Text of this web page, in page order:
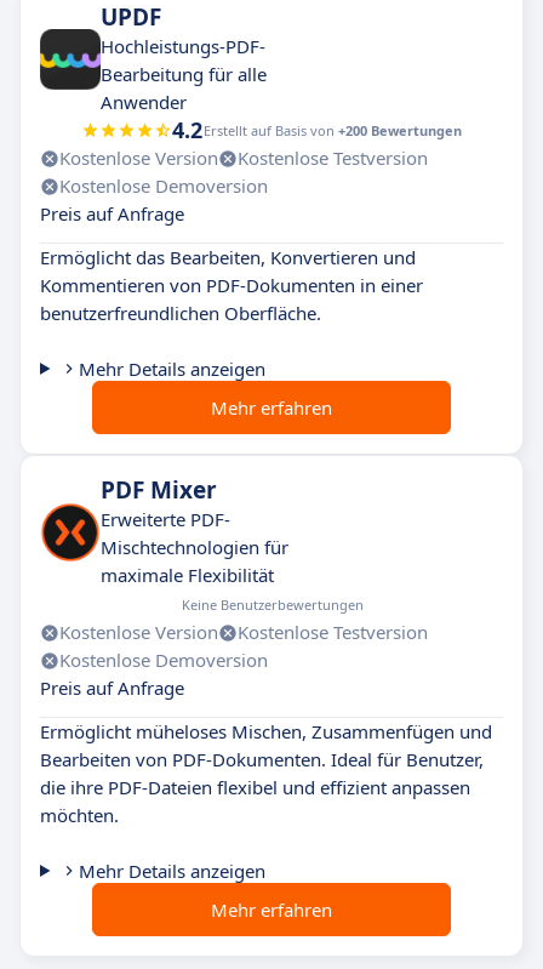
UPDF
Hochleistungs-PDF-
Bearbeitung für alle
Anwender
4.2Erstellt auf Basis von +200 Bewertungen
Kostenlose Version
Kostenlose Testversion
Kostenlose Demoversion
Preis auf Anfrage
Ermöglicht das Bearbeiten, Konvertieren und
Kommentieren von PDF-Dokumenten in einer
benutzerfreundlichen Oberfläche.
Mehr Details anzeigen
Mehr erfahren
PDF Mixer
Erweiterte PDF-
Mischtechnologien für
maximale Flexibilität
Keine Benutzerbewertungen
Kostenlose Version
Kostenlose Testversion
Kostenlose Demoversion
Preis auf Anfrage
Ermöglicht müheloses Mischen, Zusammenfügen und
Bearbeiten von PDF-Dokumenten. Ideal für Benutzer,
die ihre PDF-Dateien flexibel und effizient anpassen
möchten.
Mehr Details anzeigen
Mehr erfahren